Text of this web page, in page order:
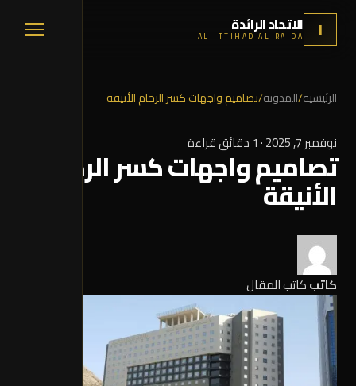
ا الاتحاد الرائدة
AL-ITTIHAD AL-RAIDA
الرئيسية/المدونة/تصاميم واجهات كسر الرخام الأنيقة
نوفمبر 7, 2025 ·1 دقائق قراءة
تصاميم واجهات كسر الرخام
الأنيقة
كاتبكاتب المقال